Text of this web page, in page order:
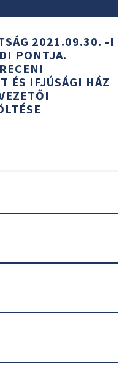
2021.09.30. -I
PONTJA.
ÉS IFJÚSÁGI HÁZ